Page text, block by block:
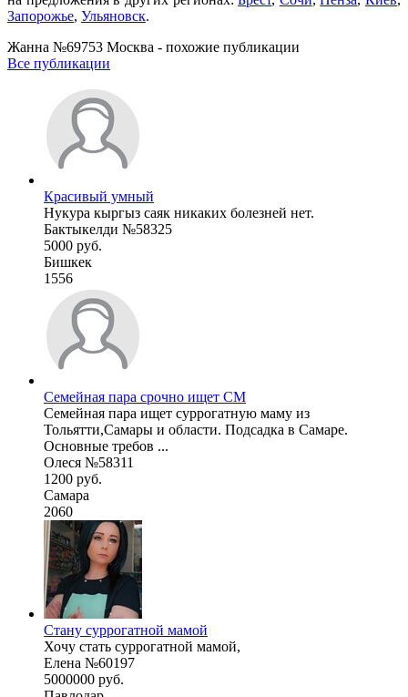
Запорожье, Ульяновск.
Жанна №69753 Москва - похожие публикации
Все публикации
Красивый умный
Нукура кыргыз саяк никаких болезней нет.
Бактыкелди №58325
5000 руб.
Бишкек
1556
Семейная пара срочно ищет СМ
Семейная пара ищет суррогатную маму из
Тольятти,Самары и области. Подсадка в Самаре.
Основные требов ...
Олеся №58311
1200 руб.
Самара
2060
Стану суррогатной мамой
Хочу стать суррогатной мамой,
Елена №60197
5000000 руб.